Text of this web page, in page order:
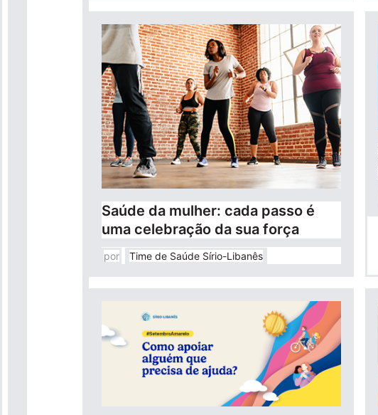
Saúde da mulher: cada passo é
uma celebração da sua força
por Time de Saúde Sírio-Libanês